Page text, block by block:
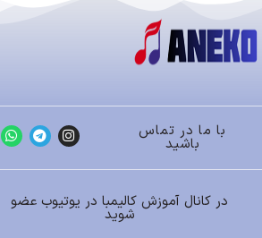
با ما در تماس
باشید
در کانال آموزش کالیمبا در یوتیوب عضو
شوید